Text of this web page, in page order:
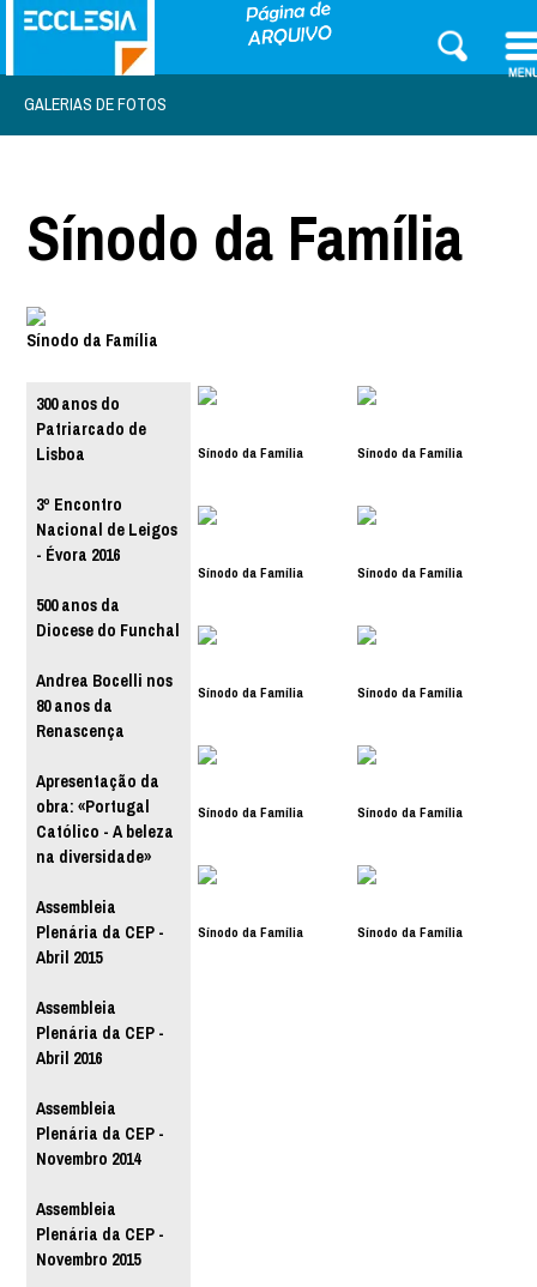
GALERIAS DE FOTOS
Sínodo da Família
Sínodo da Família
300 anos do
Patriarcado de
Lisboa
3º Encontro
Nacional de Leigos
- Évora 2016
500 anos da
Diocese do Funchal
Andrea Bocelli nos
80 anos da
Renascença
Apresentação da
obra: «Portugal
Católico - A beleza
na diversidade»
Assembleia
Plenária da CEP -
Abril 2015
Assembleia
Plenária da CEP -
Abril 2016
Assembleia
Plenária da CEP -
Novembro 2014
Assembleia
Plenária da CEP -
Novembro 2015
Sínodo da Família Sínodo da Família
Sínodo da Família Sínodo da Família
Sínodo da Família Sínodo da Família
Sínodo da Família Sínodo da Família
Sínodo da Família Sínodo da Família